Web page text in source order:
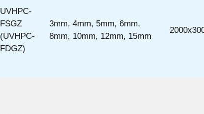
UVHPC-
FSGZ
(UVHPC-
FDGZ)
3mm, 4mm, 5mm, 6mm,
8mm, 10mm, 12mm, 15mm